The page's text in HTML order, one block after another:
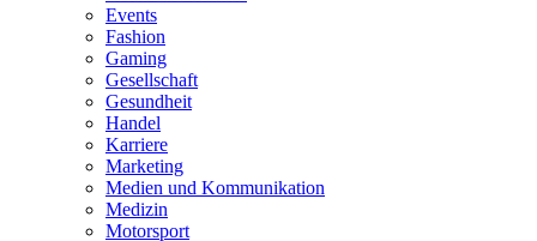
Events
Fashion
Gaming
Gesellschaft
Gesundheit
Handel
Karriere
Marketing
Medien und Kommunikation
Medizin
Motorsport